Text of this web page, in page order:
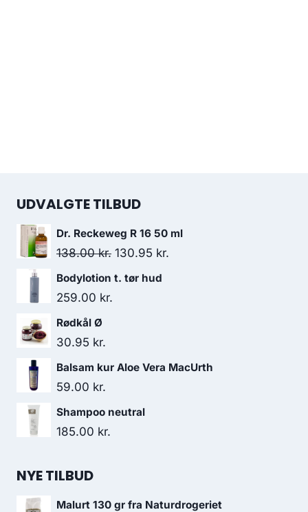
UDVALGTE TILBUD
Dr. Reckeweg R 16 50 ml
138.00kr. Den
oprindelige
130.95 kr.
Bodylotion t. tør hud
259.00 kr.
Rødkål Ø
30.95 kr.
Balsam kur Aloe Vera MacUrth
59.00 kr.
Shampoo neutral
185.00 kr.
NYE TILBUD
Malurt 130 gr fra Naturdrogeriet